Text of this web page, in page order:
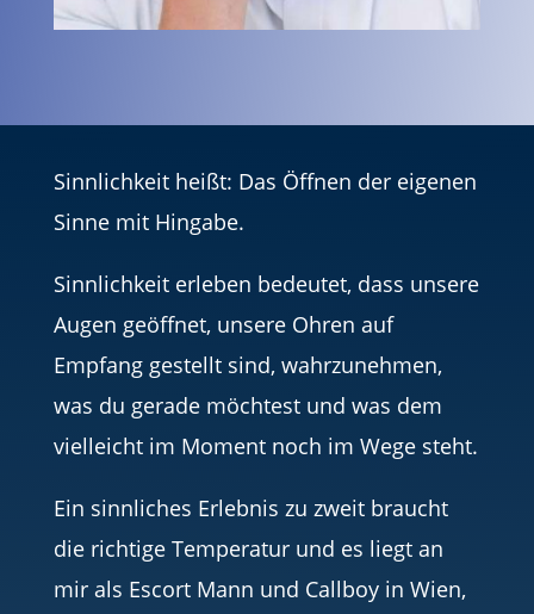
Sinnlichkeit heißt: Das Öffnen der eigenen
Sinne mit Hingabe.
Sinnlichkeit erleben bedeutet, dass unsere
Augen geöffnet, unsere Ohren auf
Empfang gestellt sind, wahrzunehmen,
was du gerade möchtest und was dem
vielleicht im Moment noch im Wege steht.
Ein sinnliches Erlebnis zu zweit braucht
die richtige Temperatur und es liegt an
mir als Escort Mann und Callboy in Wien,